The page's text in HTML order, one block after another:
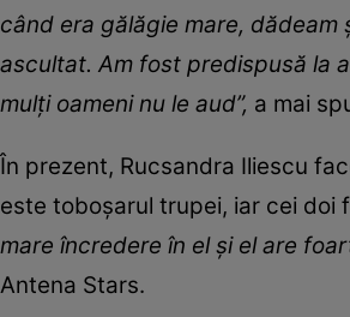
când era gălăgie mare,
ascultat. Am fost predispusă la
mulți oameni nu le aud”, a mai
În prezent, Rucsandra Iliescu
este toboșarul trupei, iar cei
mare încredere în el și el are
Antena Stars.